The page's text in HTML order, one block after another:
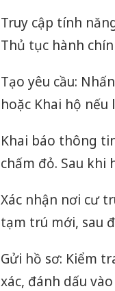
Truy cập tính
Thủ tục hành
Tạo yêu cầu:
hoặc Khai hộ
Khai báo thông
chấm đỏ. Sau
Xác nhận nơi cư
tạm trú mới, sau
Gửi hồ sơ: Kiểm
xác, đánh dấu